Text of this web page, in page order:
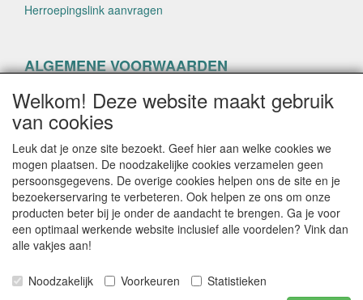
Herroepingslink aanvragen
ALGEMENE VOORWAARDEN
Herroepingslink aanvragen
CONTACTGEGEVENS
helenacosmetica.nl
E-mail: info@helenacosmetica.nl
Welkom! Deze website maakt gebruik
van cookies
Leuk dat je onze site bezoekt. Geef hier aan welke cookies we
mogen plaatsen. De noodzakelijke cookies verzamelen geen
persoonsgegevens. De overige cookies helpen ons de site en je
bezoekerservaring te verbeteren. Ook helpen ze ons om onze
producten beter bij je onder de aandacht te brengen. Ga je voor
een optimaal werkende website inclusief alle voordelen? Vink dan
alle vakjes aan!
Noodzakelijk Voorkeuren
Statistieken